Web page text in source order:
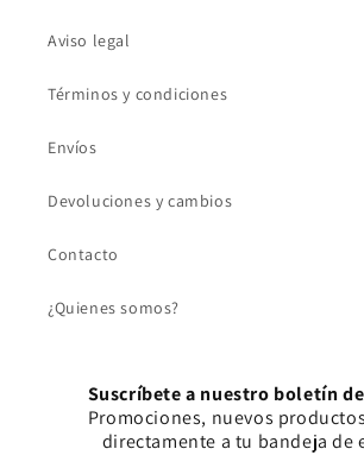
Aviso legal
Términos y condiciones
Envíos
Devoluciones y cambios
Contacto
¿Quienes somos?
Suscríbete a nuestro boletín
Promociones, nuevos
directamente a tu bandeja de